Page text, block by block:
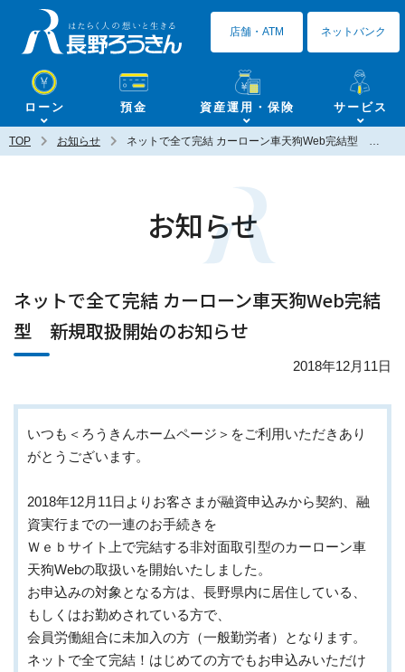
ローン 預金 資産運用・保険 サービス
店舗・ATM ネットバンク
TOP お知らせ ネットで全て完結 カーローン車天狗Web完結型 新規取扱開始のお知らせ
お知らせ
ネットで全て完結 カーローン車天狗Web完結
型 新規取扱開始のお知らせ
2018年12月11日
いつも＜ろうきんホームページ＞をご利用いただきあり
がとうございます。
2018年12月11日よりお客さまが融資申込みから契約、融
資実行までの一連のお手続きを
Ｗｅｂサイト上で完結する非対面取引型のカーローン車
天狗Webの取扱いを開始いたしました。
お申込みの対象となる方は、長野県内に居住している、
もしくはお勤めされている方で、
会員労働組合に未加入の方（一般勤労者）となります。
ネットで全て完結！はじめての方でもお申込みいただけ